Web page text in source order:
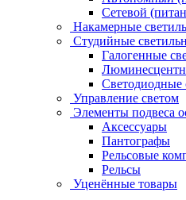
Сетевой
Накамерные
Студийные
Галогенные
Светодиодные
Управление светом
Элементы подвеса
Аксессуары
Пантографы
Рельсовые
Рельсы
Уценённые товары